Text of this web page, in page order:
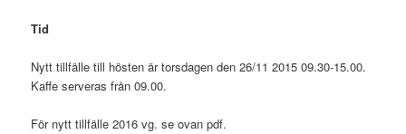
Tid
Nytt tillfälle till hösten är torsdagen den 26/11 2015 09.30-15.00.
Kaffe serveras från 09.00.
För nytt tillfälle 2016 vg. se ovan pdf.